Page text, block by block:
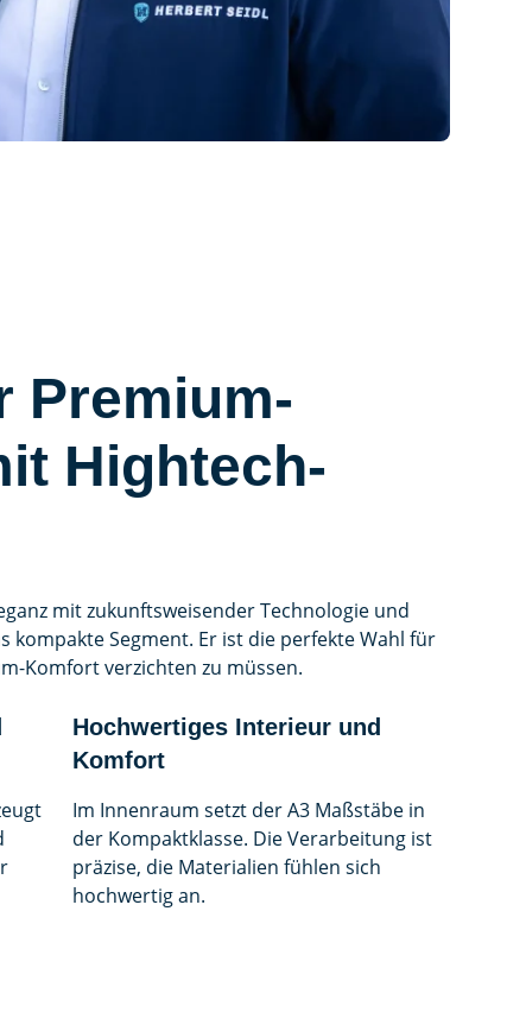
Premium-
Hightech-
mit zukunftsweisender Technologie und
kompakte Segment. Er ist die perfekte Wahl für
Komfort verzichten zu müssen.
Hochwertiges Interieur und
Komfort
Im Innenraum setzt der A3 Maßstäbe in
der Kompaktklasse. Die Verarbeitung ist
präzise, die Materialien fühlen sich
hochwertig an.